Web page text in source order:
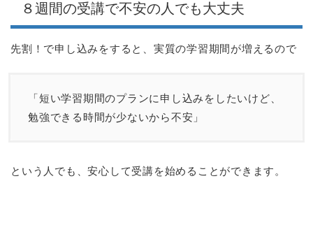
８週間の受講で不安の人でも大丈夫
先割！で申し込みをすると、実質の学習期間が増えるので
「短い学習期間のプランに申し込みをしたいけど、
勉強できる時間が少ないから不安」
という人でも、安心して受講を始めることができます。